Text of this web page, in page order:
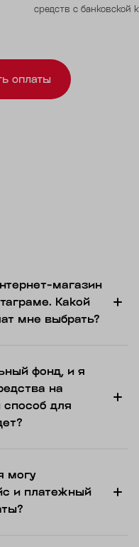
средств с банковской
оплаты
магазин
Какой
мне выбрать?
фонд, и я
на
для
могу
и платежный